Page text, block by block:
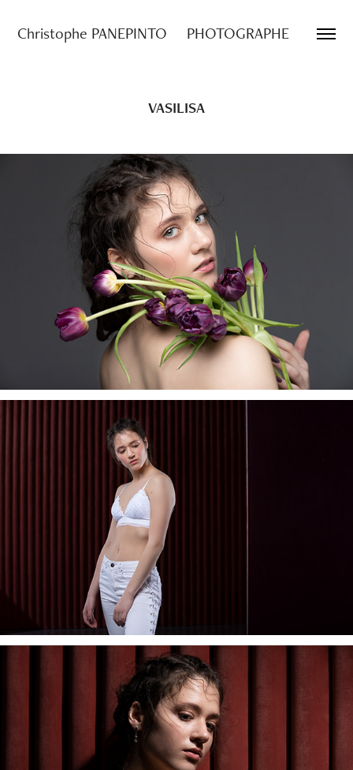
Christophe PANEPINTO     PHOTOGRAPHE
VASILISA